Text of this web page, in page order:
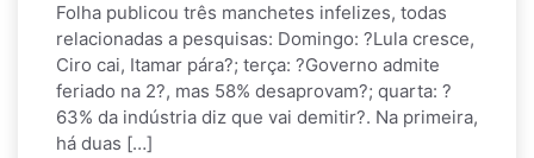
Folha publicou três manchetes infelizes, todas
relacionadas a pesquisas: Domingo: ?Lula cresce,
Ciro cai, Itamar pára?; terça: ?Governo admite
feriado na 2?, mas 58% desaprovam?; quarta: ?
63% da indústria diz que vai demitir?. Na primeira,
há duas […]